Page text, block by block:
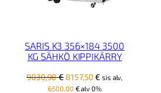
SARIS K3 356×184 3500
KG SÄHKÖ KIPPIKÄRRY
9030,98€ Alkuperäinen
hinta
8157,50€ Nykyinen
hinta
sis alv,
6500,00 €alv 0%